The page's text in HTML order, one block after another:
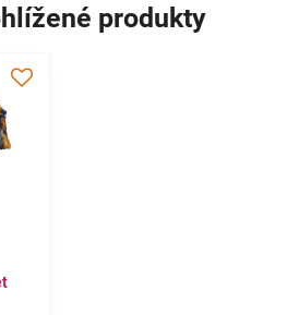
produkty